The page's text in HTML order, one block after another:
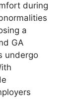
during
a
GA
undergo